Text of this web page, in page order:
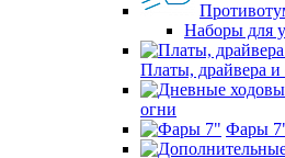
Наборы для
Платы, драйвера
огни
Фары